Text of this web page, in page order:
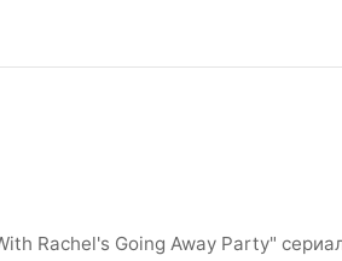
слов
Rachel's Going Away Party"